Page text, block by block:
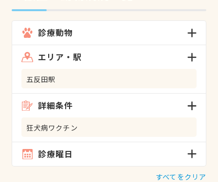
診療動物
エリア・駅
五反田駅
詳細条件
狂犬病ワクチン
診療曜日
すべてをクリア